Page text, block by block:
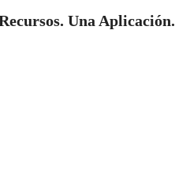
Una Aplicación.